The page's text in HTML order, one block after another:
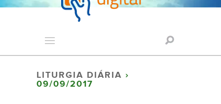
LITURGIA DIÁRIA ›
09/09/2017